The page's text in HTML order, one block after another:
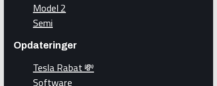
Model 2
Semi
Opdateringer
Tesla Rabat 💸
Software